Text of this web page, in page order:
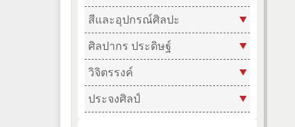
สีและอุปกรณ์ศิลปะ
ศิลปากร ประดิษฐ์
วิจิตรรงค์
ประจงศิลป์